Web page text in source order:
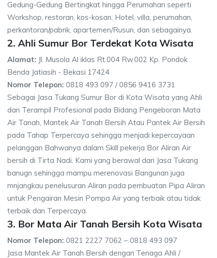
Gedung-Gedung Bertingkat hingga Perumahan seperti
Workshop, restoran, kos-kosan, Hotel, villa, perumahan,
perkantoran/pabrik, apartemen/Rusun, dan sebagainya.
2. Ahli Sumur Bor Terdekat Kota Wisata
Alamat: Jl. Musola Al iklas Rt.004 Rw.002 Kp. Pondok
Benda Jatiasih - Bekasi 17424
Nomor Telepon: 0818 493 097 / 0856 9416 3731
Sebagai Jasa Tukang Sumur Bor di Kota Wisata yang Ahli
dan Terampil Profesional pada Bidang Pengeboran Mata
Air Tanah, Mantek Air Tanah Bersih Atau Pantek Air Bersih
pada Tahap Terpercaya sehingga menjadi kepercayaan
pelanggan Bahwanya dalam Skill pekerja Bor Aliran Air
bersih di Tirta Nadi. Kami yang berawal dari Jasa Tukang
banugn sehingga mampu merenovasi Bangunan juga
mnjangkau penelusuran Aliran pada pembuatan Pipa Aliran
untuk Pengairan Mesin Pompa Air yang terbaik atau tidak
terbaik dan Terpercaya.
3. Bor Mata Air Tanah Bersih Kota Wisata
Nomor Telepon: 0821 2227 7062 – 0818 493 097
Jasa Mantek Air Tanah Bersih dengan Tenaga Ahli /